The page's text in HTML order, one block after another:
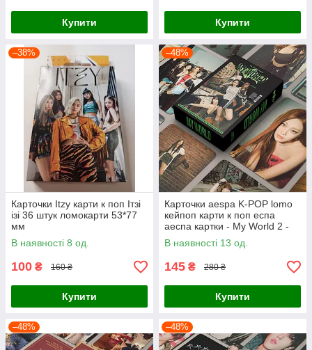
Купити Купити
–38%
Карточки Itzy карти к поп Ітзі
ізі 36 штук ломокарти 53*77
мм
В наявності 8 од.
100 ₴ 160 ₴
Купити
–48%
Карточки aespa K-POP lomo
кейпоп карти к поп еспа
аеспа картки - My World 2 -
55 шт
В наявності 13 од.
145 ₴ 280 ₴
Купити
–48% –48%